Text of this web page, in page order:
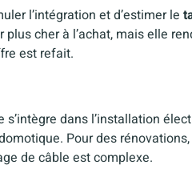
l’intégration et d’estimer le
cher à l’achat, mais elle
est refait.
dans l’installation
Pour des
de câble est complexe.